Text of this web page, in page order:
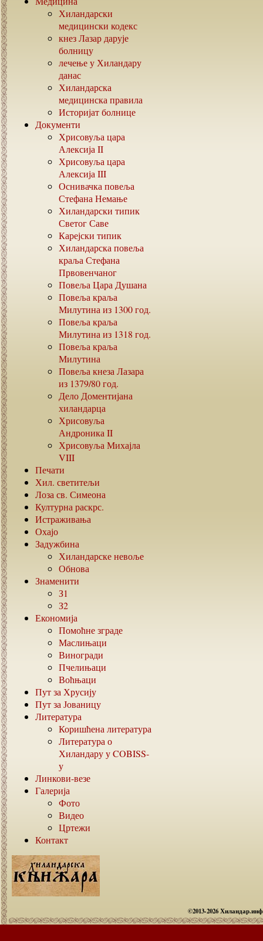
Хиландарски
медицински кодекс
кнез Лазар дарује
болницу
лечење у Хиландару
данас
Хиландарска
медицинска правила
Историјат болнице
Документи
Хрисовуља цара
Алексија II
Хрисовуља цара
Алексија III
Оснивачка повеља
Стефана Немање
Хиландарски типик
Светог Саве
Карејски типик
Хиландарска повеља
краља Стефана
Првовенчаног
Повеља Цара Душана
Повеља краља
Милутина из 1300год.
Повеља краља
Милутина из 1318 год.
Повеља краља
Милутина
Повеља кнеза Лазара
из 1379/80год.
Дело Доментијана
хиландарца
Хрисовуља
Андроника II
Хрисовуља Михајла
VIII
Печати
Хил. светитељи
Лоза св. Симеона
Културна раскрс.
Истраживања
Охајо
Задужбина
Хиландарске невоље
Обнова
Знаменити
З1
З2
Економија
Помоћне зграде
Маслињаци
Виногради
Пчелињаци
Воћњаци
Пут за Хрусију
Пут за Јованицу
Литература
Коришћена литература
Литература о
Хиландару уCOBISS-
у
Линкови-везе
Галерија
Фото
Видео
Цртежи
Контакт
©2013-2026